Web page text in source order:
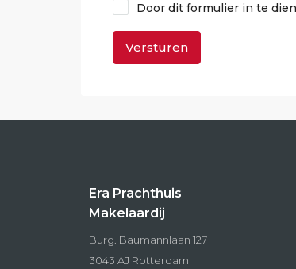
Door dit formulier in te
Versturen
Era Prachthuis
Makelaardij
Burg. Baumannlaan 127
3043 AJ Rotterdam